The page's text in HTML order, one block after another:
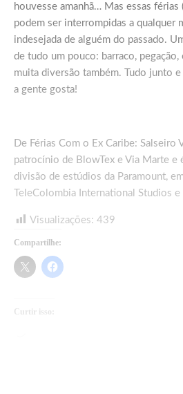
houvesse amanhã… Mas essas
podem ser interrompidas a qualquer
indesejada de alguém do passado.
de tudo um pouco: barraco,
muita diversão também. Tudo junto
a gente gosta!
De Férias Com o Ex Caribe: Salseiro
patrocínio de BlowTex e Via Marte e
divisão de estúdios da Paramount,
TeleColombia International Studios
Visualizações: 439
Compartilhe:
Curtir isso: